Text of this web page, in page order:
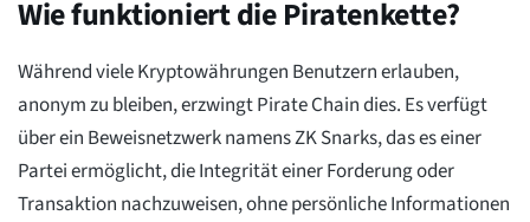
Wie funktioniert die Piratenkette?
Während viele Kryptowährungen Benutzern erlauben,
anonym zu bleiben, erzwingt Pirate Chain dies. Es verfügt
über ein Beweisnetzwerk namens ZK Snarks, das es einer
Partei ermöglicht, die Integrität einer Forderung oder
Transaktion nachzuweisen, ohne persönliche Informationen